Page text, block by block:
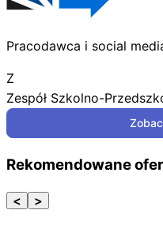
Pracodawca i social
Z
Zespół Szkolno-
Rekomendowane
< >